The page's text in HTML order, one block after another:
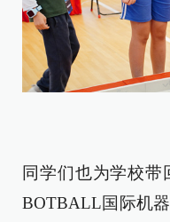
同学们也为学校带
BOTBALL国际机